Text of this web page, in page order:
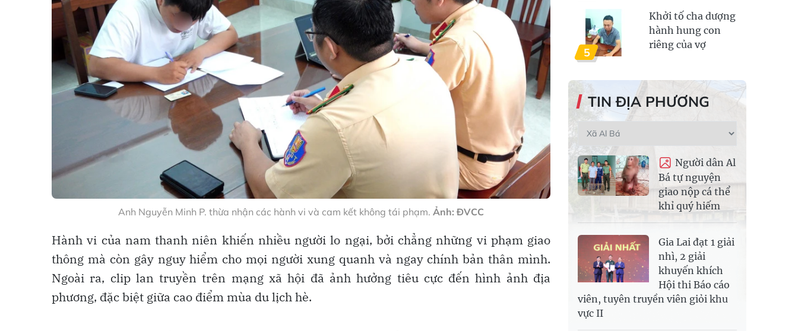
Anh Nguyễn Minh P. thừa nhận các hành vi và cam kết không tái phạm. Ảnh: ĐVCC
Hành vi của nam thanh niên khiến nhiều người lo ngại, bởi chẳng những vi phạm giao
thông mà còn gây nguy hiểm cho mọi người xung quanh và ngay chính bản thân mình.
Ngoài ra, clip lan truyền trên mạng xã hội đã ảnh hưởng tiêu cực đến hình ảnh địa
phương, đặc biệt giữa cao điểm mùa du lịch hè.
5
Khởi tố cha dượng
hành hung con
riêng của vợ
TIN ĐỊA PHƯƠNG
Người dân Al
Bá tự nguyện
giao nộp cá thể
khỉ quý hiếm
Gia Lai đạt 1 giải
nhì, 2 giải
khuyến khích
Hội thi Báo cáo
viên, tuyên truyền viên giỏi khu
vực II